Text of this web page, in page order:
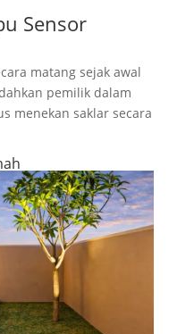
Sensor
matang sejak awal
pemilik dalam
menekan saklar secara